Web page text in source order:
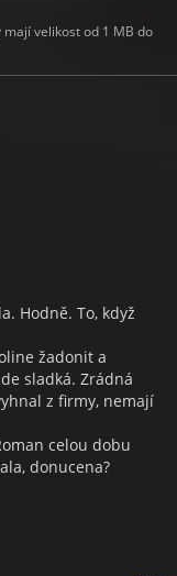
velikost od 1 MB do
Hodně. To, když
žadonit a
sladká. Zrádná
z firmy, nemají
celou dobu
donucena?